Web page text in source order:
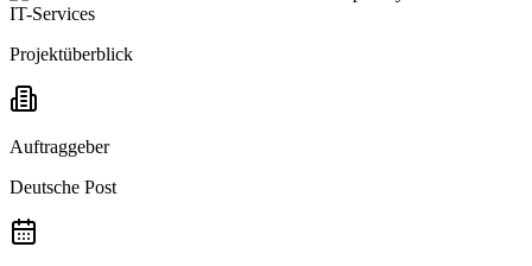
IT-Services
Projektüberblick
Auftraggeber
Deutsche Post